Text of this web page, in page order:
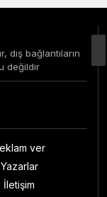
dış bağlantıların
değildir
ver
Yazarlar
İletişim